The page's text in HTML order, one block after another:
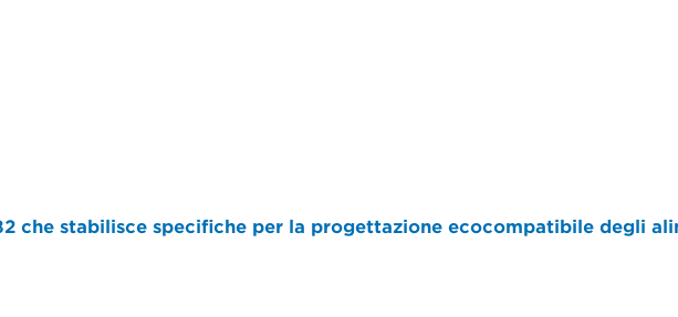
che stabilisce specifiche per la progettazione ecocompatibile degli